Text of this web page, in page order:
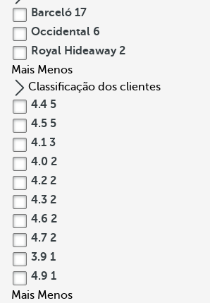
Barceló 17
Occidental 6
Royal Hideaway 2
Mais Menos
Classificação dos clientes
4.4 5
4.5 5
4.1 3
4.0 2
4.2 2
4.3 2
4.6 2
4.7 2
3.9 1
4.9 1
Mais Menos